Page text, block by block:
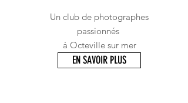
Un club de photographes
passionnés
à Octeville sur mer
EN SAVOIR PLUS